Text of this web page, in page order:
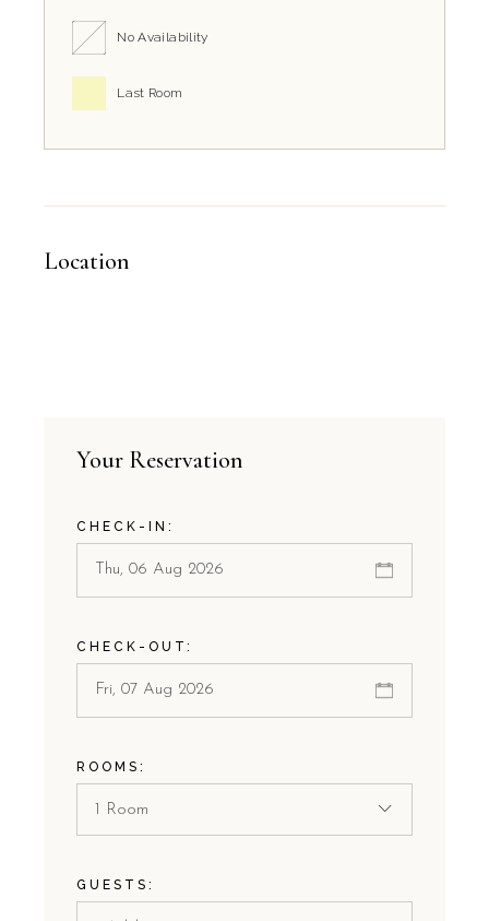
No Availability
Last Room
Location
Your Reservation
CHECK-IN:
CHECK-OUT:
ROOMS:
1 Room
GUESTS: